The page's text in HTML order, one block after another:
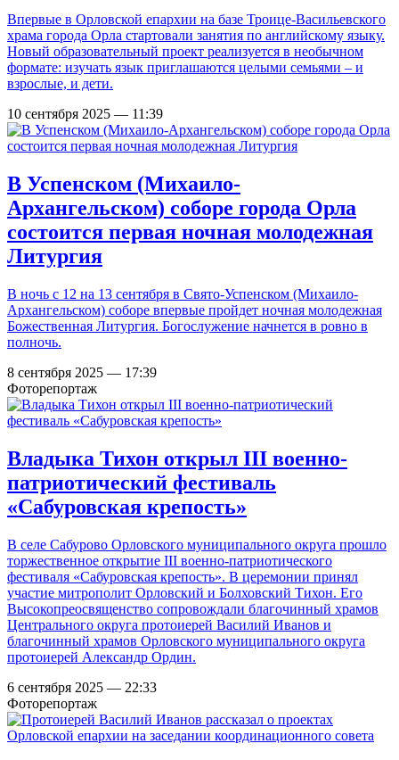
Впервые в Орловской епархии на базе Троице-Васильевского
храма города Орла стартовали занятия по английскому языку.
Новый образовательный проект реализуется в необычном
формате: изучать язык приглашаются целыми семьями – и
взрослые, и дети.
10 сентября 2025 — 11:39
В Успенском (Михаило-
Архангельском) соборе города Орла
состоится первая ночная молодежная
Литургия
В ночь с 12 на 13 сентября в Свято-Успенском (Михаило-
Архангельском) соборе впервые пройдет ночная молодежная
Божественная Литургия. Богослужение начнется в ровно в
полночь.
8 сентября 2025 — 17:39
Фоторепортаж
Владыка Тихон открыл III военно-
патриотический фестиваль
«Сабуровская крепость»
В селе Сабурово Орловского муниципального округа прошло
торжественное открытие III военно-патриотического
фестиваля «Сабуровская крепость». В церемонии принял
участие митрополит Орловский и Болховский Тихон. Его
Высокопреосвященство сопровождали благочинный храмов
Центрального округа протоиерей Василий Иванов и
благочинный храмов Орловского муниципального округа
протоиерей Александр Ордин.
6 сентября 2025 — 22:33
Фоторепортаж